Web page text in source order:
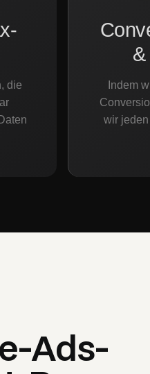
die
Indem
wir
Ads-